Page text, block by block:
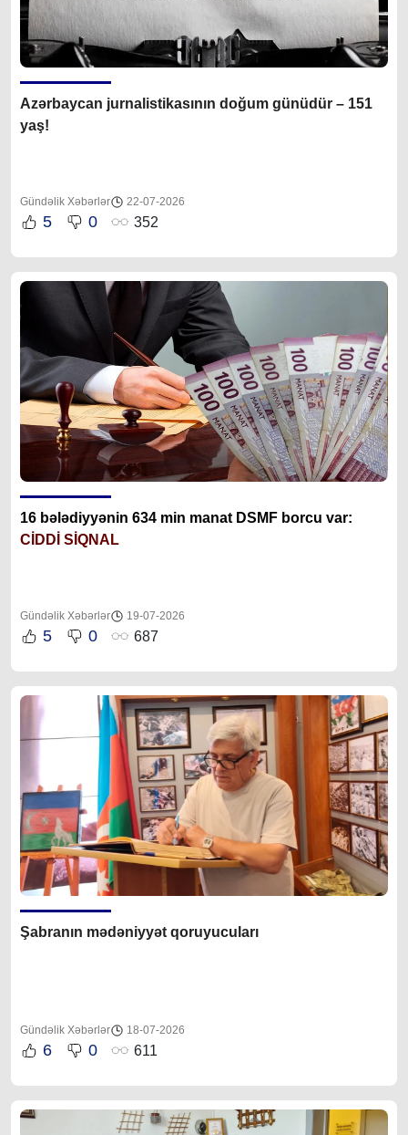
Azərbaycan jurnalistikasının doğum günüdür – 151
yaş!
Gündəlik Xəbərlər 22-07-2026
5 0 352
16 bələdiyyənin 634 min manat DSMF borcu var:
CİDDİ SİQNAL
Gündəlik Xəbərlər 19-07-2026
5 0 687
Şabranın mədəniyyət qoruyucuları
Gündəlik Xəbərlər 18-07-2026
6 0 611